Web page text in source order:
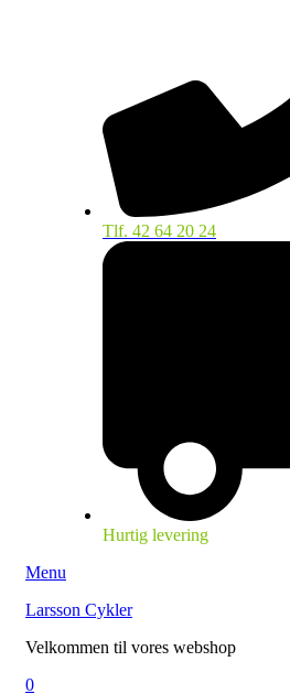
Tlf. 42 64 20 24
Hurtig levering
Menu
Larsson Cykler
Velkommen til vores webshop
0